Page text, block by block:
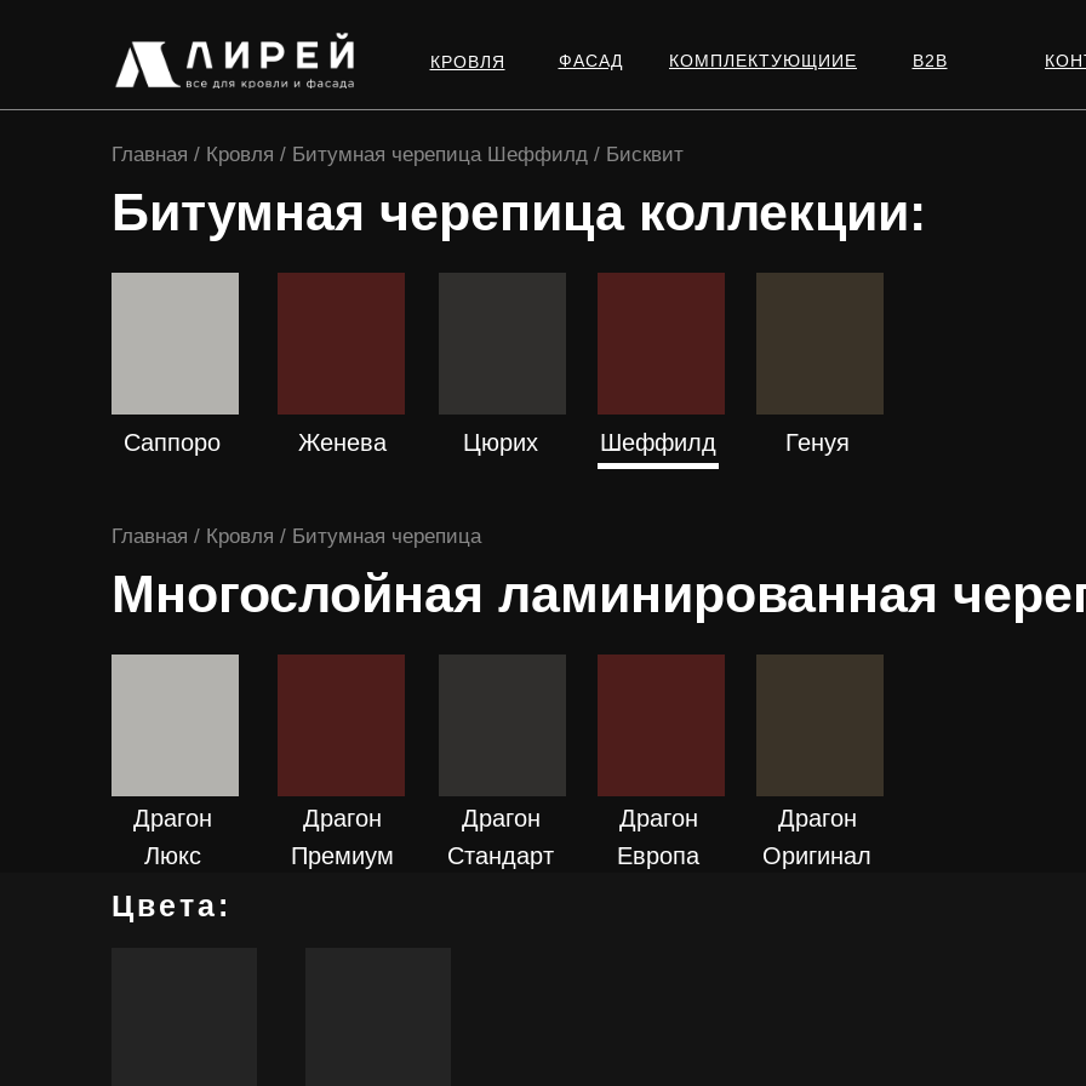
КРОВЛЯ КОМПЛЕКТУЮЩИИЕ
ФАСАД В2В
Битумная черепица коллекции:
Главная / Кровля / Битумная черепица Шеффилд / Бисквит
Саппоро Женева Цюрих Шеффилд Генуя
Многослойная ламинированная
Главная / Кровля / Битумная черепица
Драгон
Люкс
Драгон
Премиум
Драгон
Стандарт
Драгон
Европа
Драгон
Оригинал
Цвета: